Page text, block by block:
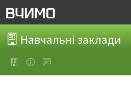
Навчальні заклади